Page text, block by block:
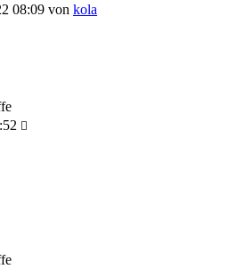
08:09 von kola